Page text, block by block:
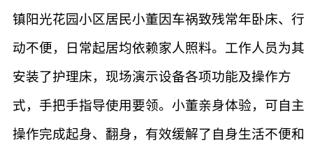
镇阳光花园小区居民小董因车祸致残常年卧床、行
动不便，日常起居均依赖家人照料。工作人员为其
安装了护理床，现场演示设备各项功能及操作方
式，手把手指导使用要领。小董亲身体验，可自主
操作完成起身、翻身，有效缓解了自身生活不便和